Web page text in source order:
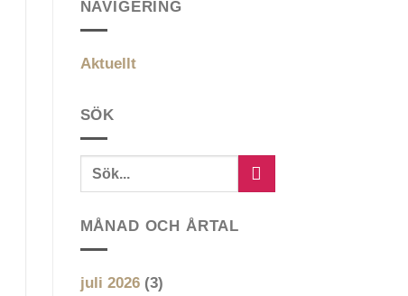
NAVIGERING
Aktuellt
SÖK
MÅNAD OCH ÅRTAL
juli 2026(3)